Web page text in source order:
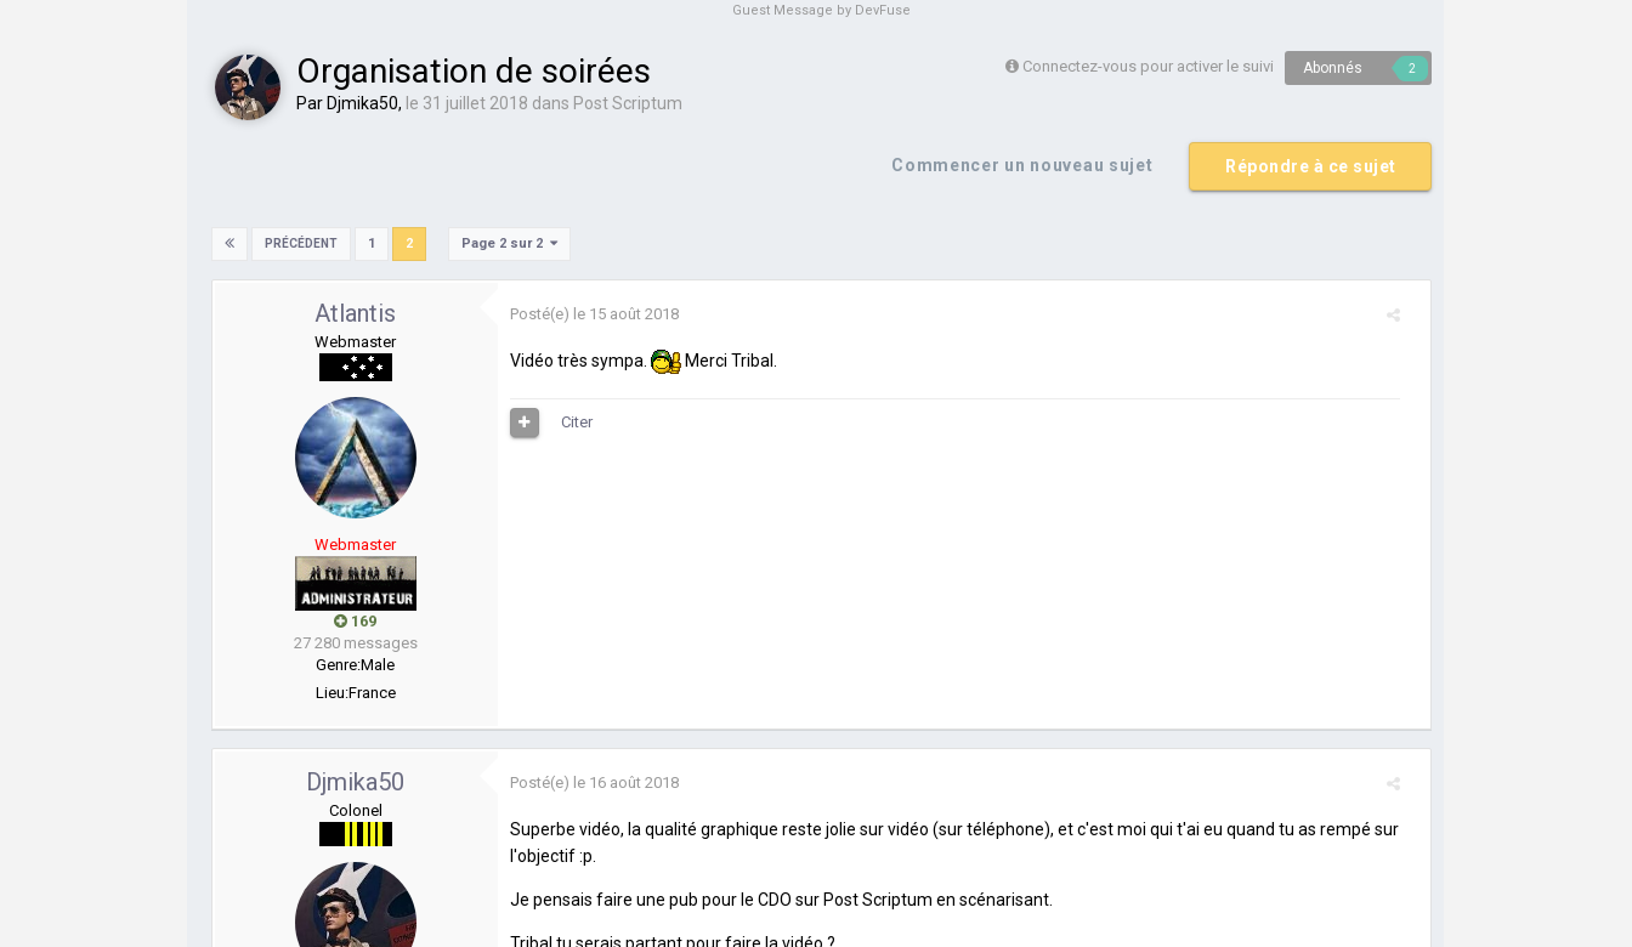
Guest Message by DevFuse
Connectez-vous pour activer le suivi Abonnés 2
Organisation de soirées
Par Djmika50, le 31 juillet 2018 dans Post Scriptum
Répondre à ce sujet
Commencer un nouveau sujet
PRÉCÉDENT 1 2 Page 2 sur 2
Atlantis
Webmaster
Webmaster
169
27 280 messages
Genre:Male
Lieu:France
Posté(e) le 15 août 2018
Vidéo très sympa. Merci Tribal.
Citer
Djmika50
Colonel
Posté(e) le 16 août 2018
Superbe vidéo, la qualité graphique reste jolie sur vidéo (sur téléphone), et c'est moi qui t'ai eu quand tu as rempé sur
l'objectif:p.
Je pensais faire une pub pour le CDO sur Post Scriptum en scénarisant.